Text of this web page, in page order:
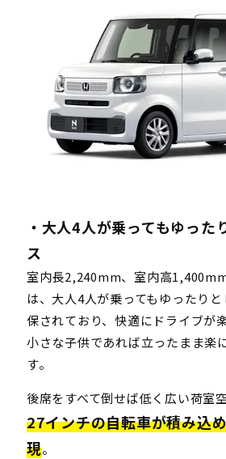
・大人4人が乗ってもゆった
ス
室内長2,240mm、室内高
は、大人4人が乗ってもゆったり
保されており、快適にドライブが
小さな子供であれば立ったまま楽
す。
後席をすべて倒せば低く広い荷室
27インチの自転車が積み込
現。